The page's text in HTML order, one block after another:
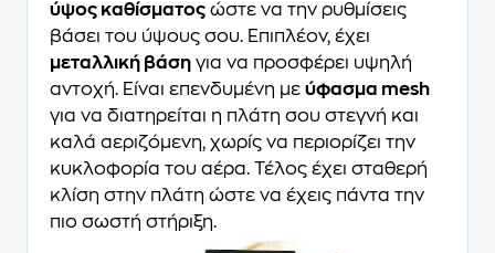
ύψος καθίσματος ώστε να την ρυθμίσεις
βάσει του ύψους σου. Επιπλέον, έχει
μεταλλική βάση για να προσφέρει υψηλή
αντοχή. Είναι επενδυμένη με ύφασμα mesh
για να διατηρείται η πλάτη σου στεγνή και
καλά αεριζόμενη, χωρίς να περιορίζει την
κυκλοφορία του αέρα. Τέλος έχει σταθερή
κλίση στην πλάτη ώστε να έχεις πάντα την
πιο σωστή στήριξη.